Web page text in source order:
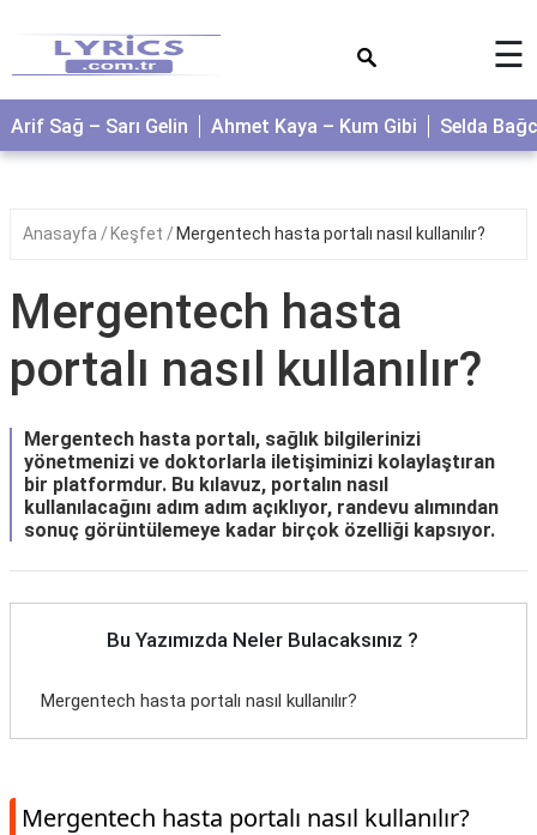
☰
Arif Sağ – Sarı Gelin Ahmet Kaya – Kum Gibi Selda
Anasayfa Keşfet Mergentech hasta portalı nasıl kullanılır?
Mergentech hasta
portalı nasıl kullanılır?
Mergentech hasta portalı, sağlık bilgilerinizi
yönetmenizi ve doktorlarla iletişiminizi kolaylaştıran
bir platformdur. Bu kılavuz, portalın nasıl
kullanılacağını adım adım açıklıyor, randevu alımından
sonuç görüntülemeye kadar birçok özelliği kapsıyor.
Bu Yazımızda Neler Bulacaksınız ?
Mergentech hasta portalı nasıl kullanılır?
Mergentech hasta portalı nasıl kullanılır?